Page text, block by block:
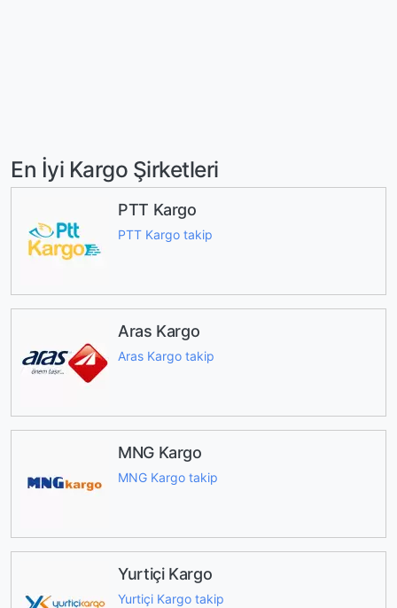
En İyi Kargo Şirketleri
PTT Kargo
PTT Kargo takip
Aras Kargo
Aras Kargo takip
MNG Kargo
MNG Kargo takip
Yurtiçi Kargo
Yurtiçi Kargo takip